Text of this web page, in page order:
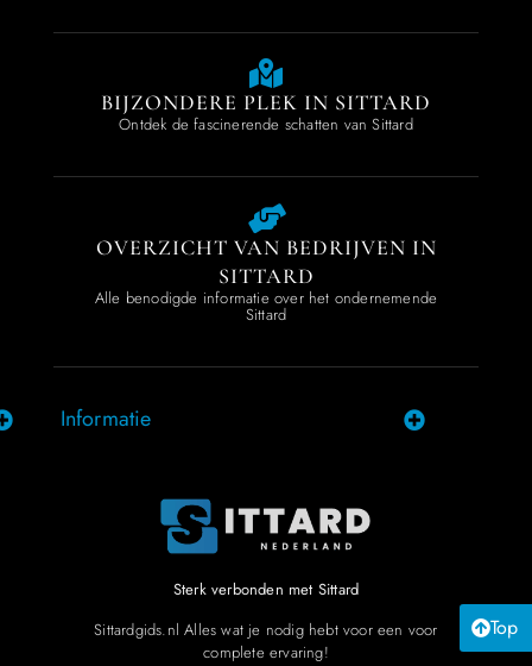
Top
BIJZONDERE PLEK IN SITTARD
Ontdek de fascinerende schatten van Sittard
OVERZICHT VAN BEDRIJVEN IN
SITTARD
Alle benodigde informatie over het ondernemende
Sittard
Informatie
Sterk verbonden met Sittard
Sittardgids.nl Alles wat je nodig hebt voor een voor
complete ervaring!